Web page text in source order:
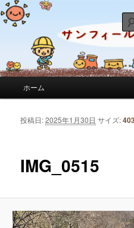
サンフィール保
サンフィール保育園のせんせいの
メインコンテンツへ移動
サブコンテンツへ移動
ホーム
画像ナビゲーション
IMG_0515
投稿日:2025年1月30日 サイズ: